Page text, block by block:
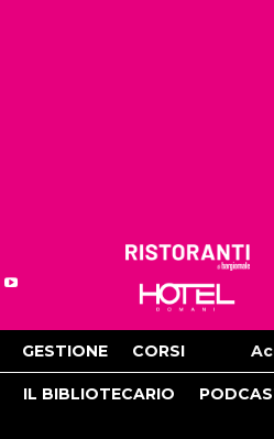
GESTIONE CORSI
IL BIBLIOTECARIO